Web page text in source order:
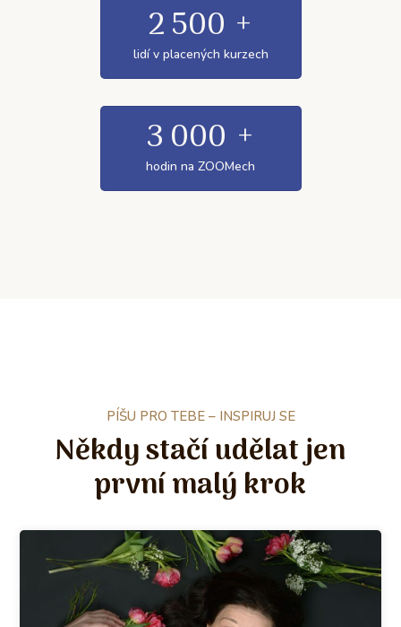
2 500 +
lidí v placených kurzech
3 000 +
hodin na ZOOMech
PÍŠU PRO TEBE – INSPIRUJ SE
Někdy stačí udělat jen
první malý krok